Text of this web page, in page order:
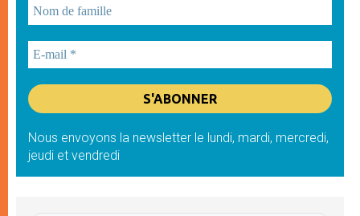
Nous envoyons la newsletter le lundi, mardi, mercredi,
jeudi et vendredi